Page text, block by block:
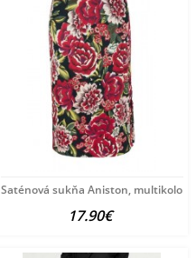
Saténová sukňa Aniston, multikolor
17.90€